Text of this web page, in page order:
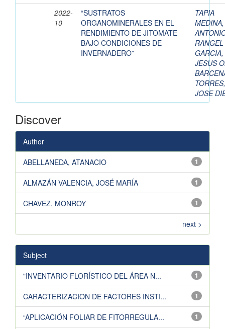
2022-
10
“SUSTRATOS
ORGANOMINERALES EN EL
RENDIMIENTO DE JITOMATE
BAJO CONDICIONES DE
INVERNADERO”
TAPIA
MEDINA,
RANGEL
GARCIA,
JESUS
TORRES,
JOSE
Discover
Author
1
ABELLANEDA, ATANACIO
1
ALMAZÁN VALENCIA, JOSÉ MARÍA
1
CHAVEZ, MONROY
next >
Subject
1
"INVENTARIO FLORÍSTICO DEL ÁREA N...
1
CARACTERIZACION DE FACTORES INSTI...
1
“APLICACIÓN FOLIAR DE FITORREGULA...